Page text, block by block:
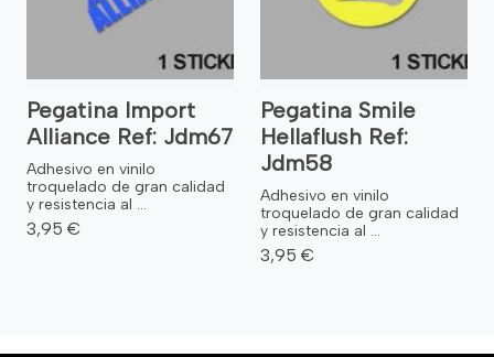
Pegatina Import
Alliance Ref: Jdm67
Adhesivo en vinilo
troquelado de gran calidad
y resistencia al ...
3,95 €
Pegatina Smile
Hellaflush Ref:
Jdm58
Adhesivo en vinilo
troquelado de gran calidad
y resistencia al ...
3,95 €